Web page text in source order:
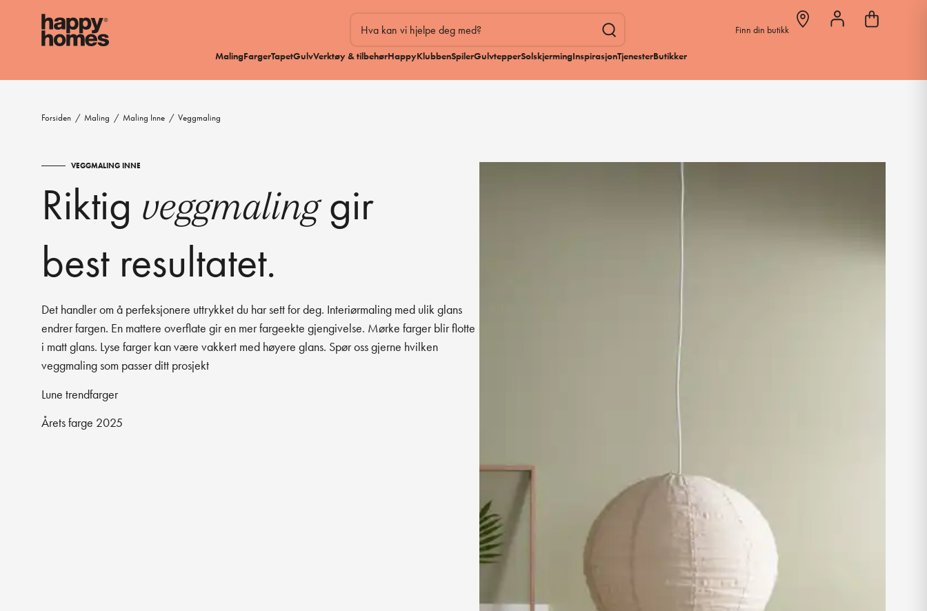
Finn din butikk
MalingFargerTapetGulvVerktøy & tilbehørHappyKlubbenSpilerGulvtepperSolskjermingInspirasjonTjenesterButikker
Forsiden / Maling / Maling Inne / Veggmaling
VEGGMALING INNE
Riktig veggmaling gir
best resultatet.
Det handler om å perfeksjonere uttrykket du har sett for deg. Interiørmaling med ulik glans
endrer fargen. En mattere overflate gir en mer fargeekte gjengivelse. Mørke farger blir flotte
i matt glans. Lyse farger kan være vakkert med høyere glans. Spør oss gjerne hvilken
veggmaling som passer ditt prosjekt
Lune trendfarger
Årets farge 2025